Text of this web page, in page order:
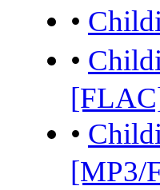
•
•
•
[MP3/